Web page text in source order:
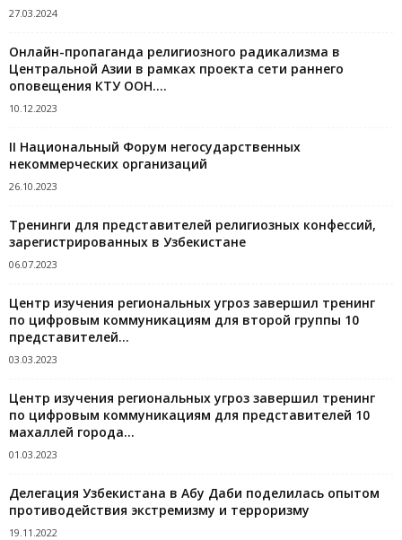
27.03.2024
Онлайн-пропаганда религиозного радикализма в
Центральной Азии в рамках проекта сети раннего
оповещения КТУ ООН....
10.12.2023
II Национальный Форум негосударственных
некоммерческих организаций
26.10.2023
Тренинги для представителей религиозных конфессий,
зарегистрированных в Узбекистане
06.07.2023
Центр изучения региональных угроз завершил тренинг
по цифровым коммуникациям для второй группы 10
представителей...
03.03.2023
Центр изучения региональных угроз завершил тренинг
по цифровым коммуникациям для представителей 10
махаллей города...
01.03.2023
Делегация Узбекистана в Абу Даби поделилась опытом
противодействия экстремизму и терроризму
19.11.2022